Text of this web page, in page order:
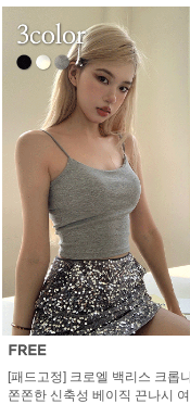
[패드고정] 크로엘 백리스 크롭
쫀쫀한 신축성 베이직 끈나시 여